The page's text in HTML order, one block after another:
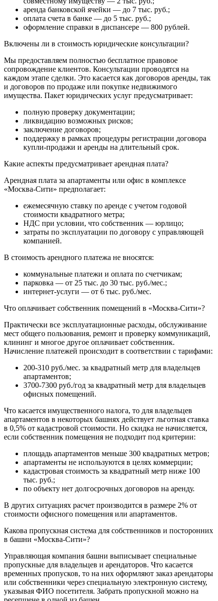
аренда банковской ячейки — до 7 тыс. руб.;
оплата счета в банке — до 5 тыс. руб.;
оформление справки в диспансере — 800 рублей.
Включены ли в стоимость юридические консультации?
Мы предоставляем полностью бесплатное правовое
сопровождение клиентов. Консультации проводятся на
каждом этапе сделки. Это касается как договоров аренды, так
и договоров по продаже или покупке недвижимого
имущества. Пакет юридических услуг предусматривает:
полную проверку документации;
ликвидацию возможных рисков;
заключение договоров;
поддержку в рамках процедуры регистрации договора
купли-продажи и аренды на длительный срок.
Какие аспекты предусматривает арендная плата?
Арендная плата за апартаменты или офис в комплексе
«Москва-Сити» предполагает:
ежемесячную ставку по аренде с учетом годовой
стоимости квадратного метра;
НДС при условии, что собственник — юрлицо;
затраты по эксплуатации по договору с управляющей
компанией.
В стоимость арендного платежа не вносятся:
коммунальные платежи и оплата по счетчикам;
парковка — от 25 тыс. до 30 тыс. руб./мес.;
интернет-услуги — от 6 тыс. руб./мес.
Что оплачивает собственник помещений в «Москва-Сити»?
Практически все эксплуатационные расходы, обслуживание
мест общего пользования, ремонт и проверку коммуникаций,
клининг и многое другое оплачивает собственник.
Начисление платежей происходит в соответствии с тарифами:
200-310 руб./мес. за квадратный метр для владельцев
апартаментов;
3700-7300 руб./год за квадратный метр для владельцев
офисных помещений.
Что касается имущественного налога, то для владельцев
апартаментов в некоторых башнях действует льготная ставка
в 0,5% от кадастровой стоимости. Но скидка не начисляется,
если собственник помещения не подходит под критерии:
площадь апартаментов меньше 300 квадратных метров;
апартаменты не используются в целях коммерции;
кадастровая стоимость за квадратный метр ниже 100
тыс. руб.;
по объекту нет долгосрочных договоров на аренду.
В других ситуациях расчет производится в размере 2% от
стоимости офисного помещения или апартаментов.
Какова пропускная система для собственников и посторонних
в башни «Москва-Сити»?
Управляющая компания башни выписывает специальные
пропускные для владельцев и арендаторов. Что касается
временных пропусков, то на них оформляют заказ арендаторы
или собственники через специальную электронную систему,
указывая ФИО посетителя. Забрать пропускной можно на